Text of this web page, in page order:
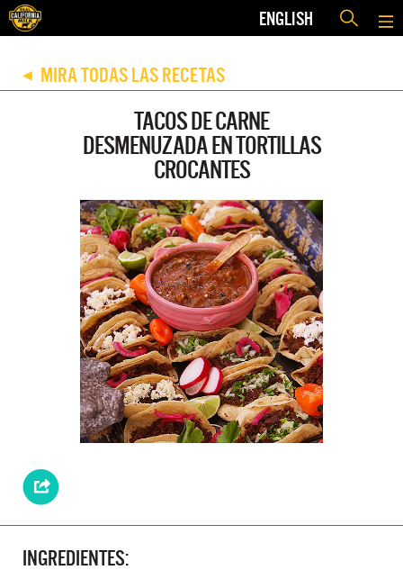
ENGLISH
◀ MIRA TODAS LAS RECETAS
TACOS DE CARNE
DESMENUZADA EN TORTILLAS
CROCANTES
INGREDIENTES: